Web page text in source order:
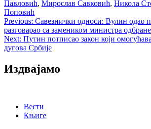
Павловић, Мирослав Савковић, Никола
Поповић
Post
navigation
Previous: Савезнички односи: Вулин одао
разговарао са замеником министра одбране
Next: Путин потписао закон који
дугова Србије
Издвајамо
Вести
Књиге